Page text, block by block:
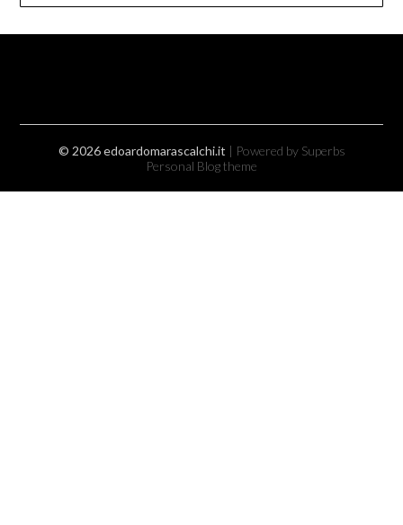
© 2026 edoardomarascalchi.it | Powered by Superbs
Personal Blog theme